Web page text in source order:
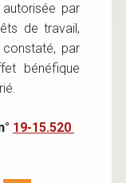
par
de travail,
par
bénéfique
19-15.520